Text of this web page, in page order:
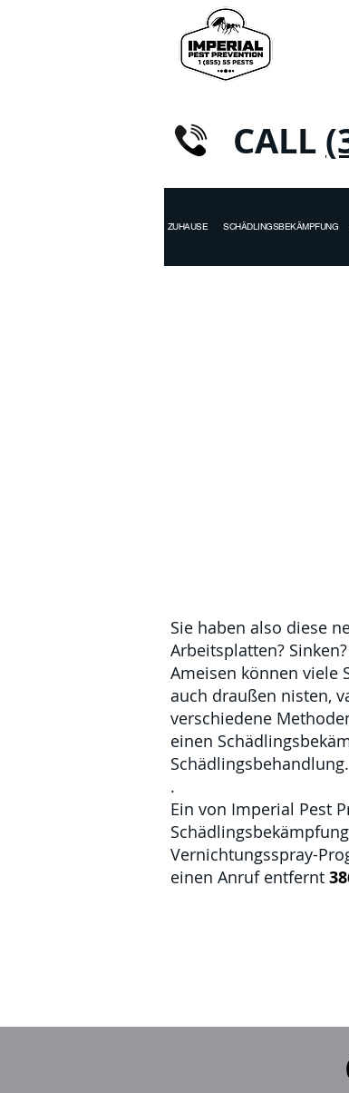
CALL
ZUHAUSE SCHÄDLINGSBEKÄMPFUNG
Sie haben also diese
Arbeitsplatten?
Ameisen können viele
auch draußen nisten,
verschiedene
einen
Schädlingsbehandlung.
.
Ein von Imperial Pest
Vernichtungsspray-
einen Anruf entfernt